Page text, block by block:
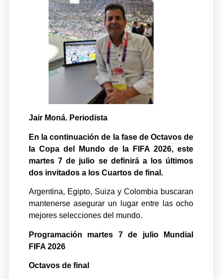
Jair Moná. Periodista
En la continuación de la fase de Octavos de
la Copa del Mundo de la FIFA 2026, este
martes 7 de julio se definirá a los últimos
dos invitados a los Cuartos de final.
Argentina, Egipto, Suiza y Colombia buscaran
mantenerse asegurar un lugar entre las ocho
mejores selecciones del mundo.
Programación martes 7 de julio Mundial
FIFA 2026
Octavos de final